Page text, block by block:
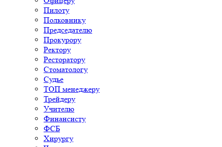
Пилоту
Полковнику
Председателю
Прокурору
Ректору
Ресторатору
Стоматологу
Судье
ТОП менеджеру
Трейдеру
Учителю
Финансисту
ФСБ
Хирургу